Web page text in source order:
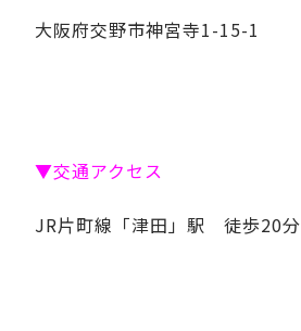
大阪府交野市神宮寺1-15-1
▼交通アクセス
JR片町線「津田」駅 徒歩20分